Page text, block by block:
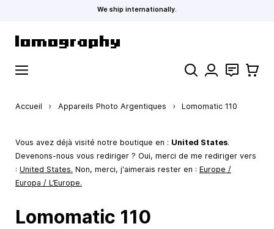
We ship internationally.
RechercherContact
Panier
Accueil › Appareils Photo Argentiques › Lomomatic 110
Vous avez déjà visité notre boutique en : United States.
Devenons-nous vous rediriger ? Oui, merci de me rediriger vers
: United States. Non, merci, j'aimerais rester en : Europe /
Europa / L’Europe.
Lomomatic 110